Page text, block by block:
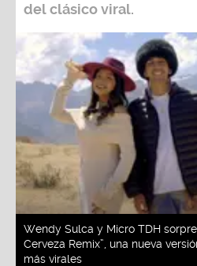
del clásico viral.
Wendy Sulca y Micro TDH
Cerveza Remix”, una nueva
más virales